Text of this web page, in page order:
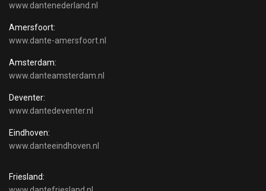
www.dantenederland.nl
Amersfoort:
www.dante-amersfoort.nl
Amsterdam:
www.danteamsterdam.nl
Deventer:
www.dantedeventer.nl
Eindhoven:
www.danteeindhoven.nl
Friesland: